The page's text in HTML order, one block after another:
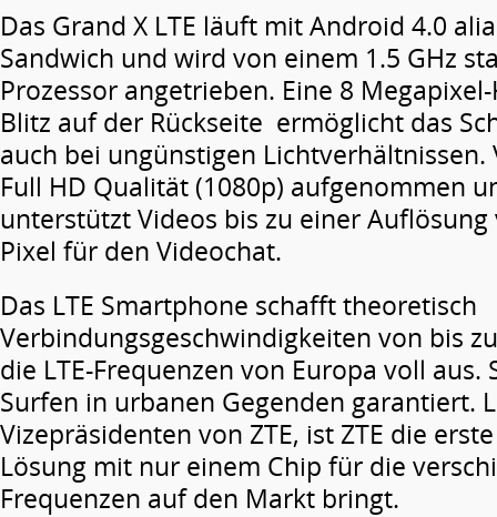
Das Grand X LTE läuft mit Android 4.0
Sandwich und wird von einem 1.5 GHz
Prozessor angetrieben. Eine 8
Blitz auf der Rückseite ermöglicht das
auch bei ungünstigen Lichtverhältnissen.
Full HD Qualität (1080p) aufgenommen
unterstützt Videos bis zu einer Auflösung
Pixel für den Videochat.
Das LTE Smartphone schafft theoretisch
Verbindungsgeschwindigkeiten von bis
die LTE-Frequenzen von Europa voll aus.
Surfen in urbanen Gegenden garantiert.
Vizepräsidenten von ZTE, ist ZTE die
Lösung mit nur einem Chip für die
Frequenzen auf den Markt bringt.